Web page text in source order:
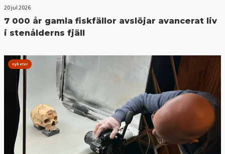
20 jul 2026
7 000 år gamla fiskfällor avslöjar avancerat liv
i stenålderns fjäll
nyheter